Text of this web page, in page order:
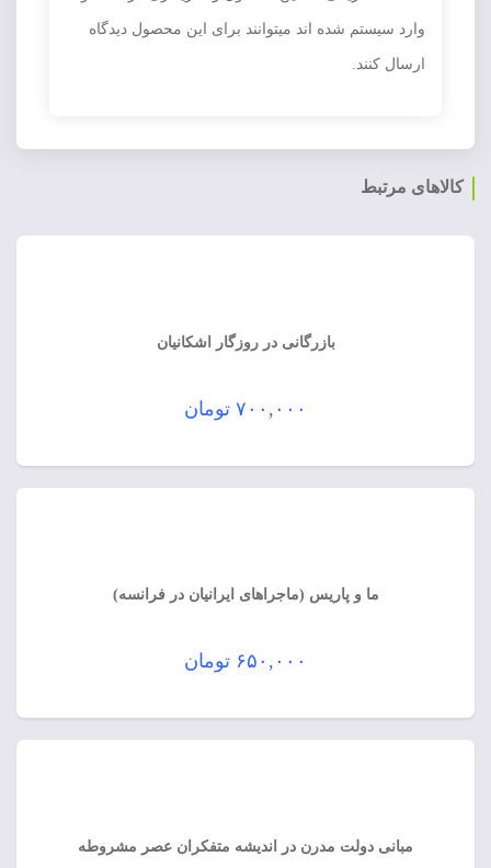
وارد سیستم شده اند میتوانند برای این محصول دیدگاه
ارسال کنند.
کالاهای مرتبط
بازرگانی در روزگار اشکانیان
۷۰۰,۰۰۰ تومان
ما و پاریس (ماجراهای ایرانیان در فرانسه)
۶۵۰,۰۰۰ تومان
مبانی دولت مدرن در اندیشه متفکران عصر مشروطه